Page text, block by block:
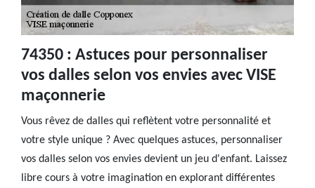
74350 : Astuces pour personnaliser
vos dalles selon vos envies avec VISE
maçonnerie
Vous rêvez de dalles qui reflètent votre personnalité et
votre style unique ? Avec quelques astuces, personnaliser
vos dalles selon vos envies devient un jeu d'enfant. Laissez
libre cours à votre imagination en explorant différentes